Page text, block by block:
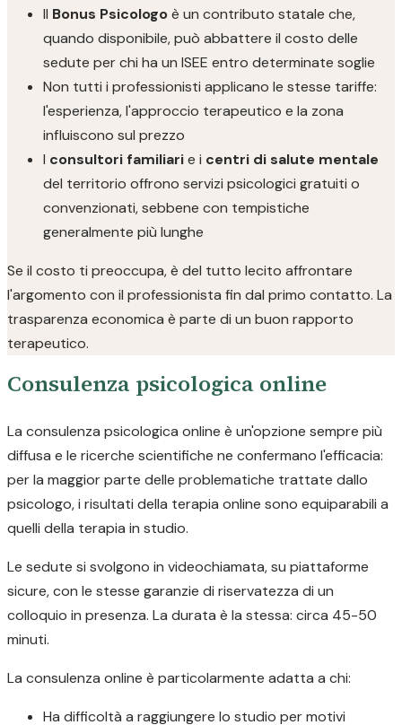
Il Bonus Psicologoè un contributo statale che,
quando disponibile, può abbattere il costo delle
sedute per chi ha un ISEE entro determinate soglie
Non tutti i professionisti applicano le stesse tariffe:
l'esperienza, l'approccio terapeutico e la zona
influiscono sul prezzo
I consultori familiarie i centri di salute mentale
del territorio offrono servizi psicologici gratuiti o
convenzionati, sebbene con tempistiche
generalmente più lunghe
Se il costo ti preoccupa, è del tutto lecito affrontare
l'argomento con il professionista fin dal primo contatto. La
trasparenza economica è parte di un buon rapporto
terapeutico.
Consulenza psicologica online
La consulenza psicologica online è un'opzione sempre più
diffusa e le ricerche scientifiche ne confermano l'efficacia:
per la maggior parte delle problematiche trattate dallo
psicologo, i risultati della terapia online sono equiparabili a
quelli della terapia in studio.
Le sedute si svolgono in videochiamata, su piattaforme
sicure, con le stesse garanzie di riservatezza di un
colloquio in presenza. La durata è la stessa: circa 45-50
minuti.
La consulenza online è particolarmente adatta a chi:
Ha difficoltà a raggiungere lo studio per motivi